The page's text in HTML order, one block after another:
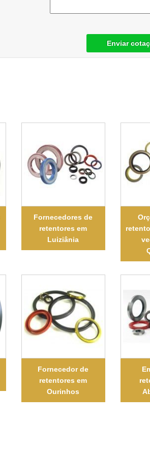
Enviar
Fornecedores de
retentores em
Luiziânia
Fornecedor de
retentores em
Ourinhos